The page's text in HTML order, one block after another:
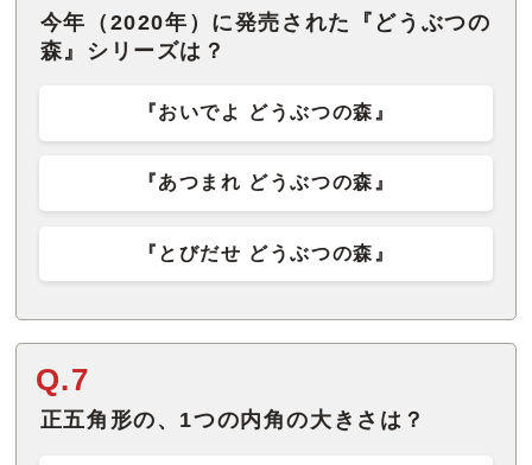
今年（2020年）に発売された『どうぶつの
森』シリーズは？
『おいでよ どうぶつの森』
『あつまれ どうぶつの森』
『とびだせ どうぶつの森』
Q.7
正五角形の、1つの内角の大きさは？